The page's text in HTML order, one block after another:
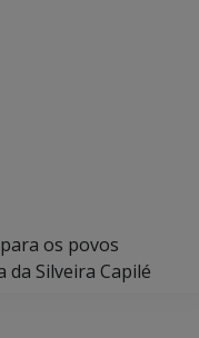
os povos
da Silveira Capilé